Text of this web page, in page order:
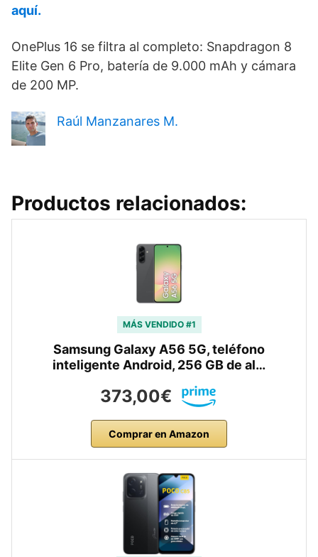
aquí.
OnePlus 16 se filtra al completo: Snapdragon 8
Elite Gen 6 Pro, batería de 9.000 mAh y cámara
de 200 MP.
Raúl Manzanares M.
Productos relacionados:
MÁS VENDIDO #1
Samsung Galaxy A56 5G, teléfono
inteligente Android, 256 GB de al…
373,00€
Comprar en Amazon